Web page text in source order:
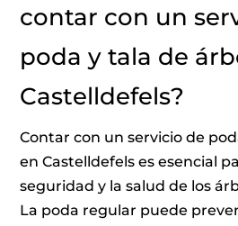
contar con un
poda y tala de
Castelldefels?
Contar con un servicio de
en Castelldefels es esencial
seguridad y la salud de los
La poda regular puede